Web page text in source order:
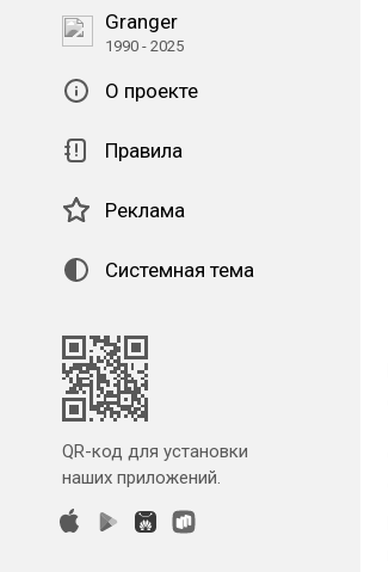
Granger
1990 - 2025
О проекте
Правила
Реклама
Системная тема
QR-код для установки
наших приложений.